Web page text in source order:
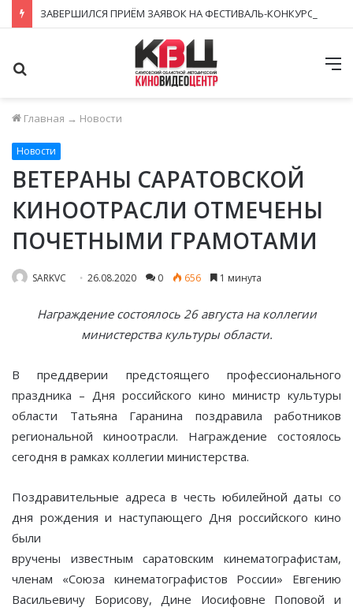
Главная → Новости
Новости
ВЕТЕРАНЫ САРАТОВСКОЙ
КИНООТРАСЛИ ОТМЕЧЕНЫ
ПОЧЕТНЫМИ ГРАМОТАМИ
SARKVC 26.08.2020 0 656 1 минута
Награждение состоялось 26 августа на коллегии
министерства культуры области.
В преддверии предстоящего профессионального
праздника – Дня российского кино министр культуры
области Татьяна Гаранина поздравила работников
региональной киноотрасли. Награждение состоялось
сегодня в рамках коллегии министерства.
Поздравительные адреса в честь юбилейной даты со
дня рождения и наступающего Дня российского кино
были
вручены известным саратовским кинематографистам,
членам «Союза кинематографистов России» Евгению
Васильевичу Борисову, Дине Иосифовне Поповой и